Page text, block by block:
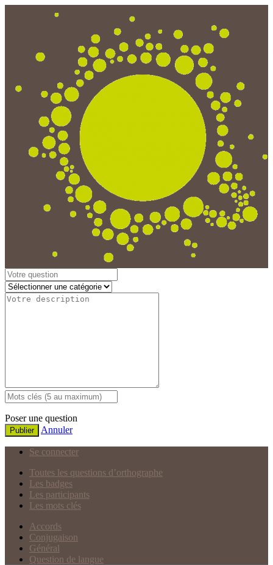
Poser une question
Publier Annuler
Se connecter
Toutes les questions d’orthographe
Les badges
Les participants
Les mots clés
Accords
Conjugaison
Général
Question de langue